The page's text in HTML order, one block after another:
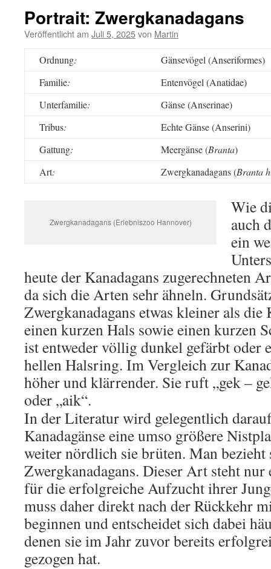
Portrait: Zwergkanadagans
Veröffentlicht am Juli 5, 2025von Martin
Ordnung:
Gänsevögel (Anseriformes)
Familie:
Entenvögel (Anatidae)
Unterfamilie:
Gänse (Anserinae)
Tribus:
Echte Gänse (Anserini)
Gattung: Meergänse (Branta)
Art: Zwergkanadagans (Branta
Zwergkanadagans (Erlebniszoo Hannover)
Wie
auch
ein
heute der Kanadagans zugerechneten
da sich die Arten sehr ähneln.
Zwergkanadagans etwas kleiner als die
einen kurzen Hals sowie einen kurzen
ist entweder völlig dunkel gefärbt oder
hellen Halsring. Im Vergleich zur
höher und klärrender. Sie ruft „gek –
oder „aik“.
In der Literatur wird gelegentlich
Kanadagänse eine umso größere
weiter nördlich sie brüten. Man bezieht
Zwergkanadagans. Dieser Art steht
für die erfolgreiche Aufzucht ihrer
muss daher direkt nach der Rückkehr
beginnen und entscheidet sich dabei
denen sie im Jahr zuvor bereits
gezogen hat.